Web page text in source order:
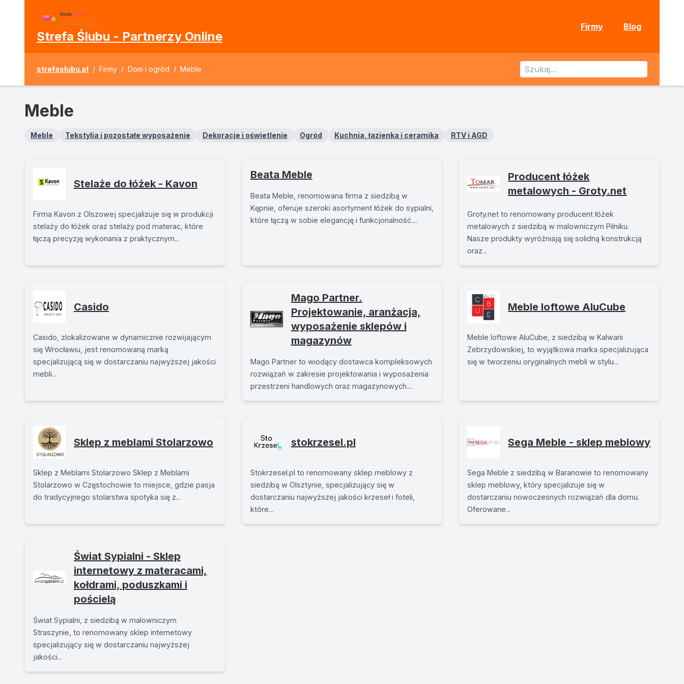
Strefa Ślubu - Partnerzy Online
Firmy Blog
strefaslubu.pl / Firmy / Dom i ogród / Meble
Meble
Meble Tekstylia i pozostałe wyposażenie Dekoracje i oświetlenie Ogród Kuchnia, łazienka i ceramika RTV i AGD
Stelaże do łóżek - Kavon
Firma Kavon z Olszowej specjalizuje się w produkcji
stelaży do łóżek oraz stelaży pod materac, które
łączą precyzję wykonania z praktycznym...
Beata Meble
Beata Meble, renomowana firma z siedzibą w
Kępnie, oferuje szeroki asortyment łóżek do sypialni,
które łączą w sobie elegancję i funkcjonalność....
Producent łóżek
metalowych - Groty.net
Groty.net to renomowany producent łóżek
metalowych z siedzibą w malowniczym Pilniku.
Nasze produkty wyróżniają się solidną konstrukcją
oraz...
Casido
Casido, zlokalizowane w dynamicznie rozwijającym
się Wrocławiu, jest renomowaną marką
specjalizującą się w dostarczaniu najwyższej jakości
mebli...
Mago Partner.
Projektowanie, aranżacja,
wyposażenie sklepów i
magazynów
Mago Partner to wiodący dostawca kompleksowych
rozwiązań w zakresie projektowania i wyposażenia
przestrzeni handlowych oraz magazynowych....
Meble loftowe AluCube
Meble loftowe AluCube, z siedzibą w Kalwarii
Zebrzydowskiej, to wyjątkowa marka specjalizująca
się w tworzeniu oryginalnych mebli w stylu...
Sklep z meblami Stolarzowo
Sklep z Meblami Stolarzowo Sklep z Meblami
Stolarzowo w Częstochowie to miejsce, gdzie pasja
do tradycyjnego stolarstwa spotyka się z...
stokrzesel.pl
Stokrzesel.pl to renomowany sklep meblowy z
siedzibą w Olsztynie, specjalizujący się w
dostarczaniu najwyższej jakości krzeseł i foteli,
które...
Sega Meble - sklep meblowy
Sega Meble z siedzibą w Baranowie to renomowany
sklep meblowy, który specjalizuje się w
dostarczaniu nowoczesnych rozwiązań dla domu.
Oferowane...
Świat Sypialni - Sklep
internetowy z materacami,
kołdrami, poduszkami i
pościelą
Świat Sypialni, z siedzibą w malowniczym
Straszynie, to renomowany sklep internetowy
specjalizujący się w dostarczaniu najwyższej
jakości...